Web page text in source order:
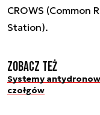
CROWS (Common
Station).
Zobacz też
Systemy
czołgów